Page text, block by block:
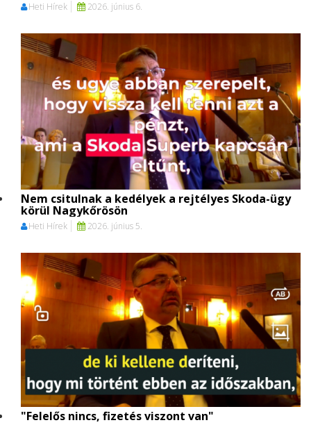
Heti Hírek 2026. június 6.
Nem csitulnak a kedélyek a rejtélyes Skoda-ügy
körül Nagykőrösön
Heti Hírek 2026. június 5.
"Felelős nincs, fizetés viszont van"